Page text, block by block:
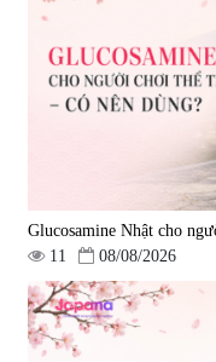
Nano NMN+ Peeling Gel
1.490.000 đ
Viên uống bổ gan Ribeto
Hepaclean 60 viên
Glucosamine Nhật cho
11
08/08/2026